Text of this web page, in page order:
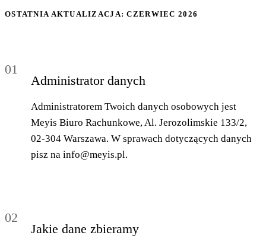
Blog
Kontakt
OSTATNIA AKTUALIZACJA: CZERWIEC 2026
01
Administrator danych
Administratorem Twoich danych osobowych jest
Meyis Biuro Rachunkowe, Al. Jerozolimskie 133/2,
02-304 Warszawa. W sprawach dotyczących danych
pisz na info@meyis.pl.
02
Jakie dane zbieramy